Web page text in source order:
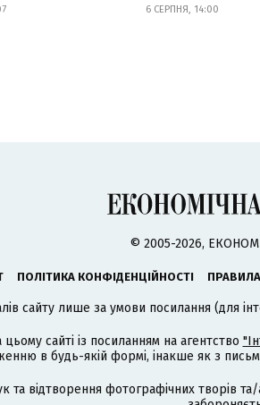
6 СЕРПНЯ, 14:00
© 2005-2026,
ПОЛІТИКА КОНФІДЕНЦІЙНОСТІ
сайту лише за умови посилання (для
цьому сайті із посиланням на агентство
в будь-якій формі, інакше як з
та відтворення фотографічних творів